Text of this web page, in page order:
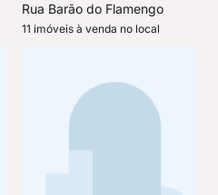
Rua Barão do Flamengo
11 imóveis à venda no local